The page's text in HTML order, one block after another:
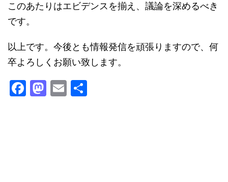
このあたりはエビデンスを揃え、議論を深めるべき
です。
以上です。今後とも情報発信を頑張りますので、何
卒よろしくお願い致します。
F
M E